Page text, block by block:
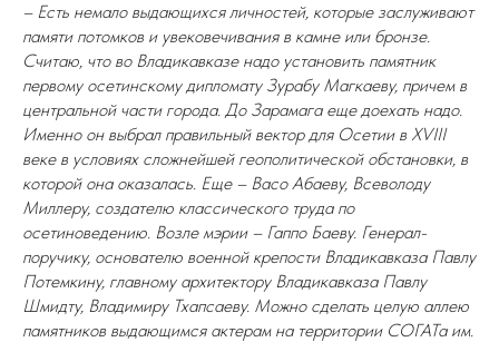
– Есть немало выдающихся личностей, которые заслуживают
памяти потомков и увековечивания в камне или бронзе.
Считаю, что во Владикавказе надо установить памятник
первому осетинскому дипломату Зурабу Магкаеву, причем в
центральной части города. До Зарамага еще доехать надо.
Именно он выбрал правильный вектор для Осетии в XVIII
веке в условиях сложнейшей геополитической обстановки, в
которой она оказалась. Еще – Васо Абаеву, Всеволоду
Миллеру, создателю классического труда по
осетиноведению. Возле мэрии – Гаппо Баеву. Генерал-
поручику, основателю военной крепости Владикавказа Павлу
Потемкину, главному архитектору Владикавказа Павлу
Шмидту, Владимиру Тхапсаеву. Можно сделать целую аллею
памятников выдающимся актерам на территории СОГАТа им.